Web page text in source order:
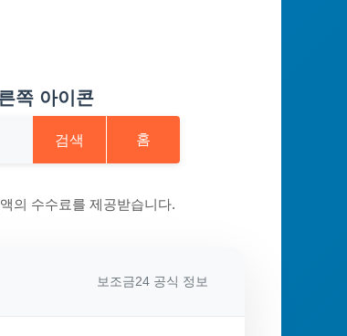
검색 홈
의 수수료를 제공받습니다.
보조금24 공식 정보